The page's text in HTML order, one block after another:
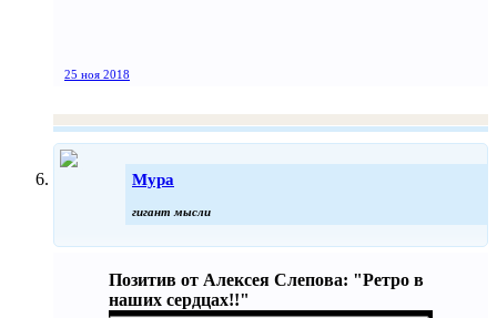
25 ноя 2018
Мура
гигант мысли
Позитив от Алексея Слепова: "Ретро в
наших сердцах!!"